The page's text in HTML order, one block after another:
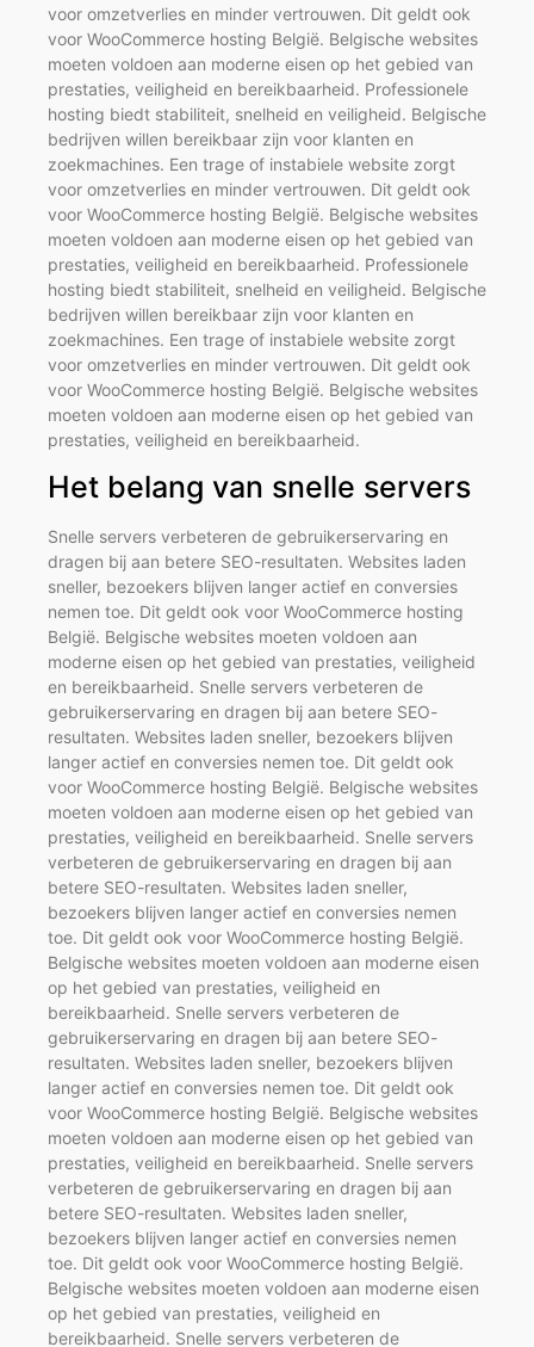
voor omzetverlies en minder vertrouwen. Dit geldt ook
voor WooCommerce hosting België. Belgische websites
moeten voldoen aan moderne eisen op het gebied van
prestaties, veiligheid en bereikbaarheid. Professionele
hosting biedt stabiliteit, snelheid en veiligheid. Belgische
bedrijven willen bereikbaar zijn voor klanten en
zoekmachines. Een trage of instabiele website zorgt
voor omzetverlies en minder vertrouwen. Dit geldt ook
voor WooCommerce hosting België. Belgische websites
moeten voldoen aan moderne eisen op het gebied van
prestaties, veiligheid en bereikbaarheid. Professionele
hosting biedt stabiliteit, snelheid en veiligheid. Belgische
bedrijven willen bereikbaar zijn voor klanten en
zoekmachines. Een trage of instabiele website zorgt
voor omzetverlies en minder vertrouwen. Dit geldt ook
voor WooCommerce hosting België. Belgische websites
moeten voldoen aan moderne eisen op het gebied van
prestaties, veiligheid en bereikbaarheid.
Het belang van snelle servers
Snelle servers verbeteren de gebruikerservaring en
dragen bij aan betere SEO-resultaten. Websites laden
sneller, bezoekers blijven langer actief en conversies
nemen toe. Dit geldt ook voor WooCommerce hosting
België. Belgische websites moeten voldoen aan
moderne eisen op het gebied van prestaties, veiligheid
en bereikbaarheid. Snelle servers verbeteren de
gebruikerservaring en dragen bij aan betere SEO-
resultaten. Websites laden sneller, bezoekers blijven
langer actief en conversies nemen toe. Dit geldt ook
voor WooCommerce hosting België. Belgische websites
moeten voldoen aan moderne eisen op het gebied van
prestaties, veiligheid en bereikbaarheid. Snelle servers
verbeteren de gebruikerservaring en dragen bij aan
betere SEO-resultaten. Websites laden sneller,
bezoekers blijven langer actief en conversies nemen
toe. Dit geldt ook voor WooCommerce hosting België.
Belgische websites moeten voldoen aan moderne eisen
op het gebied van prestaties, veiligheid en
bereikbaarheid. Snelle servers verbeteren de
gebruikerservaring en dragen bij aan betere SEO-
resultaten. Websites laden sneller, bezoekers blijven
langer actief en conversies nemen toe. Dit geldt ook
voor WooCommerce hosting België. Belgische websites
moeten voldoen aan moderne eisen op het gebied van
prestaties, veiligheid en bereikbaarheid. Snelle servers
verbeteren de gebruikerservaring en dragen bij aan
betere SEO-resultaten. Websites laden sneller,
bezoekers blijven langer actief en conversies nemen
toe. Dit geldt ook voor WooCommerce hosting België.
Belgische websites moeten voldoen aan moderne eisen
op het gebied van prestaties, veiligheid en
bereikbaarheid. Snelle servers verbeteren de